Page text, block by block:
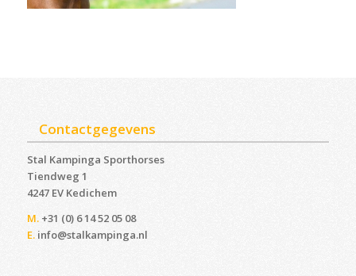
Contactgegevens
Stal Kampinga Sporthorses
Tiendweg 1
4247 EV Kedichem ‎
M.+31 (0) 6 14 52 05 08
E. info@stalkampinga.nl